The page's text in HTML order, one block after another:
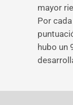
mayor
Por
hubo un